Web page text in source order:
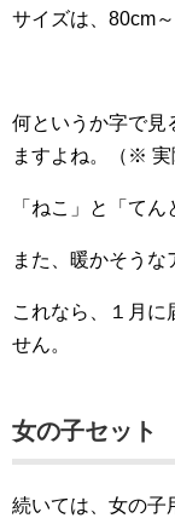
サイズは、80cm
何というか字で見
ますよね。（※ 実
「ねこ」と「てん
また、暖かそうな
これなら、１月に
せん。
女の子セット
続いては、女の子